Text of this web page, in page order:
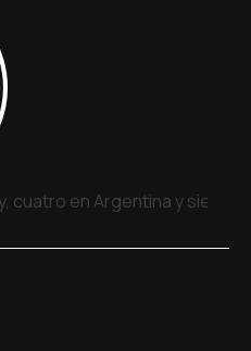
cuatro en Argentina y siete